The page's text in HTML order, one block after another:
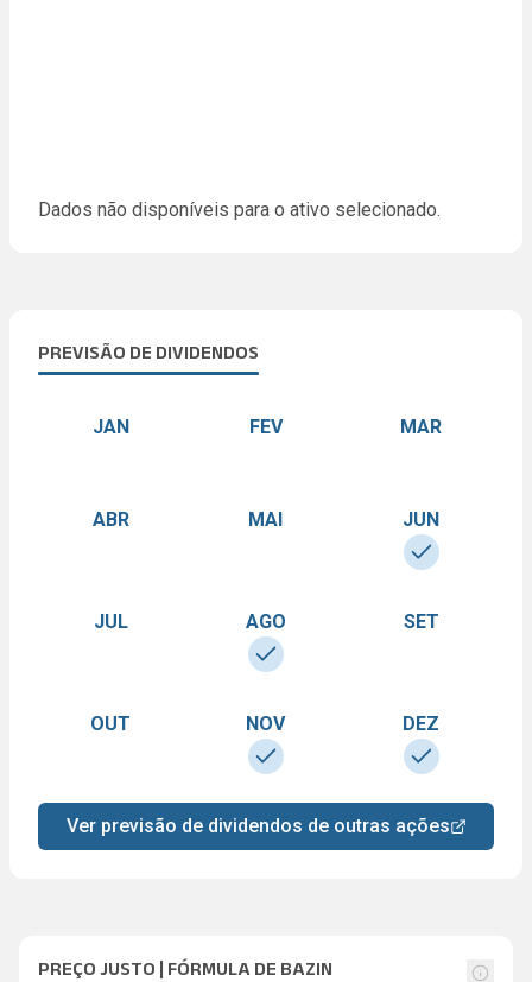
Dados não disponíveis para o ativo selecionado.
PREVISÃO DE DIVIDENDOS
JAN FEV MAR
ABR MAI JUN
JUL AGO SET
OUT NOV DEZ
Ver previsão de dividendos de outras ações
PREÇO JUSTO | FÓRMULA DE BAZIN